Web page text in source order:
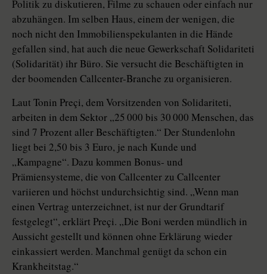
Politik zu diskutieren, Filme zu schauen oder einfach nur
abzuhängen. Im selben Haus, einem der wenigen, die
noch nicht den Immobilienspekulanten in die Hände
gefallen sind, hat auch die neue Gewerkschaft Solidariteti
(Solidarität) ihr Büro. Sie versucht die Beschäftigten in
der boomenden Callcenter-Branche zu organisieren.
Laut Tonin Preçi, dem Vorsitzenden von Solidariteti,
arbeiten in dem Sektor „25 000 bis 30 000 Menschen, das
sind 7 Prozent aller Beschäftigten.“ Der Stundenlohn
liegt bei 2,50 bis 3 Euro, je nach Kunde und
„Kampagne“. Dazu kommen Bonus- und
Prämiensysteme, die von Callcenter zu Callcenter
variieren und höchst undurchsichtig sind. „Wenn man
einen Vertrag unterzeichnet, ist nur der Grundtarif
festgelegt“, erklärt Preçi. „Die Boni werden mündlich in
Aussicht gestellt und können ohne Erklärung wieder
einkassiert werden. Manchmal genügt da schon ein
Krankheitstag.“